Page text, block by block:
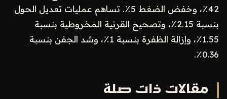
42٪، وخفض الضغط 5٪. تساهم عمليات تعديل الحول
بنسبة 2.15٪، وتصحيح القرنية المخروطية بنسبة
1.55٪، وإزالة الظفرة بنسبة 1٪، وشد الجفن بنسبة
0.36٪.
مقالات ذات صلة